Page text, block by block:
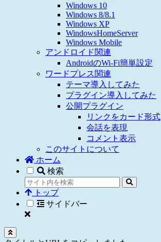
Windows 10
Windows 8/8.1
Windows XP
WindowsHomeServer
Windows Mobile
アンドロイド関連
AndroidのWi-Fi簡単設定
ワードプレス関連
テーマ導入してみた
プラグイン導入してみた
公開プラグイン
リンクをカード形式
会話を表現
コメント表示
このサイトについて
ホーム
検索
トップ
サイドバー